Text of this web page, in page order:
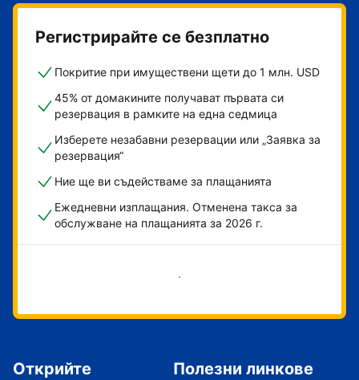
Регистрирайте се безплатно
Покритие при имуществени щети до 1 млн. USD
45% от домакините получават първата си
резервация в рамките на една седмица
Изберете незабавни резервации или „Заявка за
резервация“
Ние ще ви съдействаме за плащанията
Ежедневни изплащания. Отменена такса за
обслужване на плащанията за 2026 г.
Начало
Открийте Полезни линкове